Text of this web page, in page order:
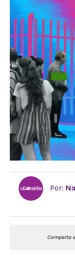
Por:
Comparta